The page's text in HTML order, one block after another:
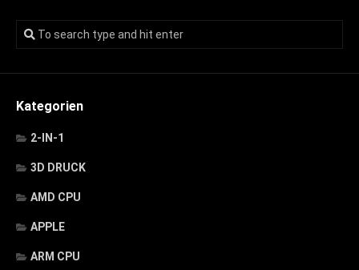
Kategorien
2-IN-1
3D DRUCK
AMD CPU
APPLE
ARM CPU